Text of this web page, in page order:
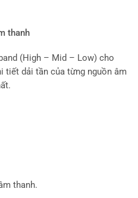
thanh
(High – Mid – Low) cho
tiết dải tần của từng nguồn âm
thanh.